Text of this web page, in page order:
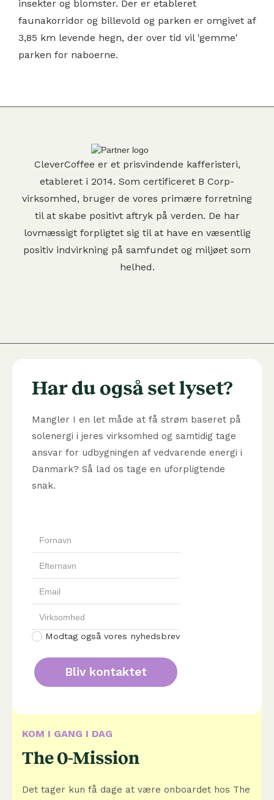
insekter og blomster. Der er etableret
faunakorridor og billevold og parken er omgivet af
3,85 km levende hegn, der over tid vil 'gemme'
parken for naboerne.
CleverCoffee er et prisvindende kafferisteri,
etableret i 2014. Som certificeret B Corp-
virksomhed, bruger de vores primære forretning
til at skabe positivt aftryk på verden. De har
lovmæssigt forpligtet sig til at have en væsentlig
positiv indvirkning på samfundet og miljøet som
helhed.
KOM I GANG I DAG
The 0-Mission
Det tager kun få dage at være onboardet hos The
Har du også set lyset?
Mangler I en let måde at få strøm baseret på
solenergi i jeres virksomhed og samtidig tage
ansvar for udbygningen af vedvarende energi i
Danmark? Så lad os tage en uforpligtende
snak.
Modtag også vores nyhedsbrev